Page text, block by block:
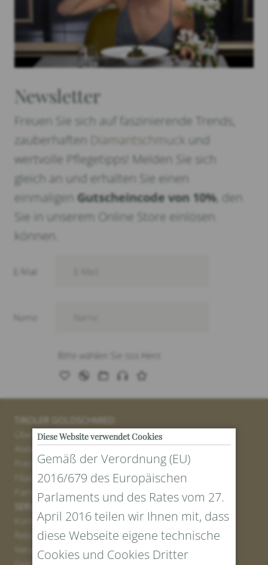
Newsletter
Freuen Sie sich auf faszinierende Trends,
zauberhaften
Diamantschmuck
und
wertvolle Pflegetipps! Melden Sie sich
gleich an und erhalten Sie einen
einmaligen Gutscheincode von 10%, den
Sie in unserem Online Store einlösen
können.
TIROLER GOLDSCHMIED
Über uns
Atelier
Presse
Filialen
Partner
SERVICE
Kontakt
Retourenportal
Versand
Diese Website verwendet Cookies
Gemäß der Verordnung (EU)
2016/679 des Europäischen
Parlaments und des Rates vom 27.
April 2016 teilen wir Ihnen mit, dass
diese Webseite eigene technische
Cookies und Cookies Dritter